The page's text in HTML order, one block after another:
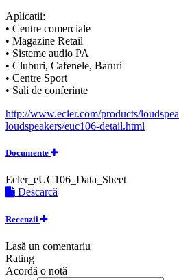
Aplicatii:
• Centre comerciale
• Magazine Retail
• Sisteme audio PA
• Cluburi, Cafenele, Baruri
• Centre Sport
• Sali de conferinte
http://www.ecler.com/products/
loudspeakers/euc106-detail.html
Documente
Ecler_eUC106_Data_Sheet
Descarcă
Recenzii
Lasă un comentariu
Rating
Acordă o notă